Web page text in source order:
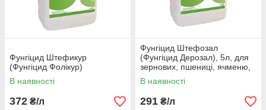
Фунгіцид Штефикур
(Фунгіцид Фолікур)
В наявності
372 ₴/л
Фунгіцид Штефозал
(Фунгіцид Дерозал), 5л, для
зернових, пшениці, ячменю,
жита, буряків, соняшнику
В наявності
291 ₴/л